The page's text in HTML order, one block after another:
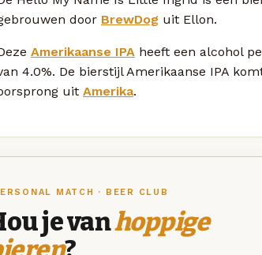
door BrewDog uit Ellon.
Amerikaanse IPA heeft een alcohol
4.0%. De bierstijl Amerikaanse IPA
uit Amerika.
MATCH · BEER CLUB
je vanhoppige